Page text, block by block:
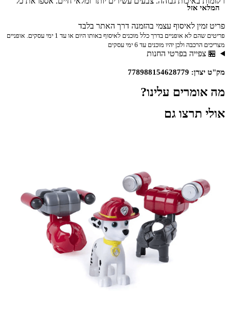
הדמויות האהובות עליכם בקטיפה רכה ומפנקת ואיכותית במחיר אספנות
המלאי אזל
פריט זמין לאיסוף עצמי בהזמנה דרך האתר בלבד
פריטים שהם לא אופניים בדרך כלל מוכנים לאיסוף באותו היום או עד 1 ימי עסקים. אופניים
מצריכים הרכבה ולכן יהיו מוכנים עד 6 ימי עסקים
🏪 צפייה בפרטי החנות
מק"ט יצרן: 778988154628779
מה אומרים עלינו?
אולי תרצו גם